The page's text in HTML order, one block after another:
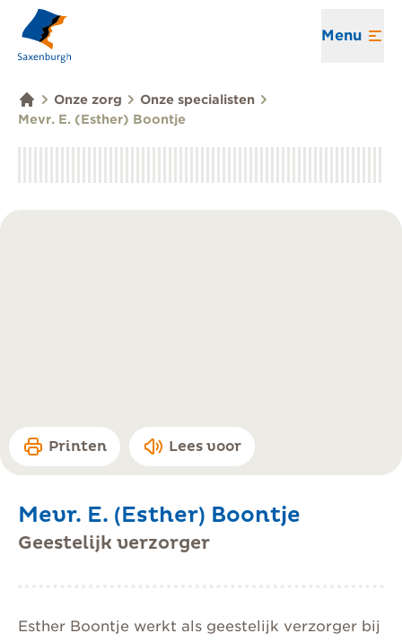
Menu
Onze zorg
Onze specialisten
Mevr. E. (Esther) Boontje
Printen Lees voor
Mevr. E. (Esther) Boontje
Geestelijk verzorger
Esther Boontje werkt als geestelijk verzorger bij